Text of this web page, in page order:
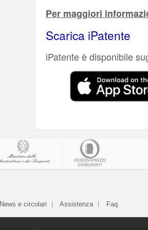
Per maggiori
Scarica iPatente
iPatente è disponibile
News e circolari Assistenza Faq